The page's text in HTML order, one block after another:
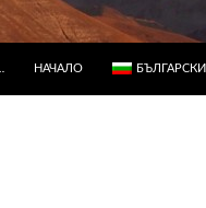
НАЧАЛО БЪЛГАРСКИ